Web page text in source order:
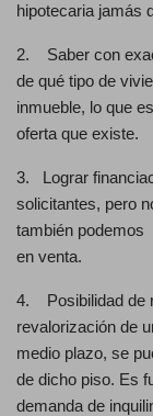
hipotecaria jamás
2. Saber con
de qué tipo de
inmueble, lo que
oferta que existe.
3. Lograr
solicitantes, pero
también podemos
en venta.
4. Posibilidad de
revalorización de
medio plazo, se
de dicho piso. Es
demanda de